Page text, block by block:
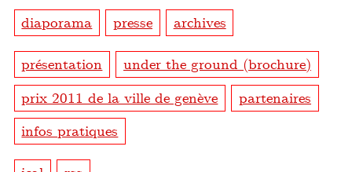
diaporama presse archives
présentation
under the ground (brochure)
prix 2011 de la ville de genève
partenaires
infos pratiques